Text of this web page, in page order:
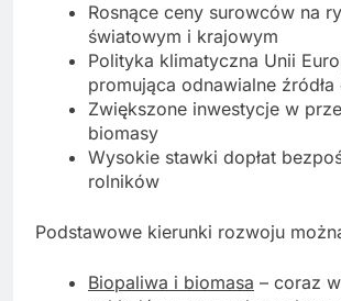
Rosnące ceny surowców na
światowym i krajowym
Polityka klimatyczna Unii
promująca odnawialne źródła
Zwiększone inwestycje w
biomasy
Wysokie stawki dopłat
rolników
Podstawowe kierunki rozwoju
Biopaliwa i biomasa – coraz